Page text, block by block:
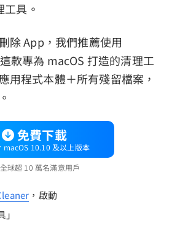
具。
除 App，我們推薦使用
款專為 macOS 打造的清理工
用程式本體＋所有殘留檔案，
免費下載
macOS 10.10 及以上版本
全球超 10 萬名滿意用戶
，啟動